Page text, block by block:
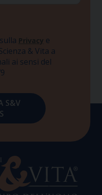
Privacy e
& Vita a
ai sensi del